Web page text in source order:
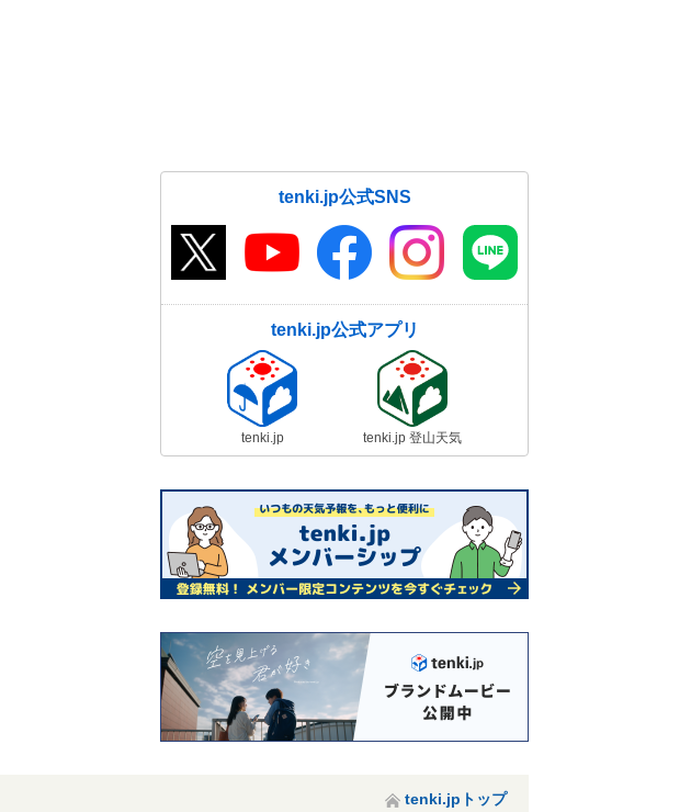
tenki.jp公式SNS
tenki.jp公式アプリ
tenki.jp tenki.jp 登山天気
tenki.jpトップ